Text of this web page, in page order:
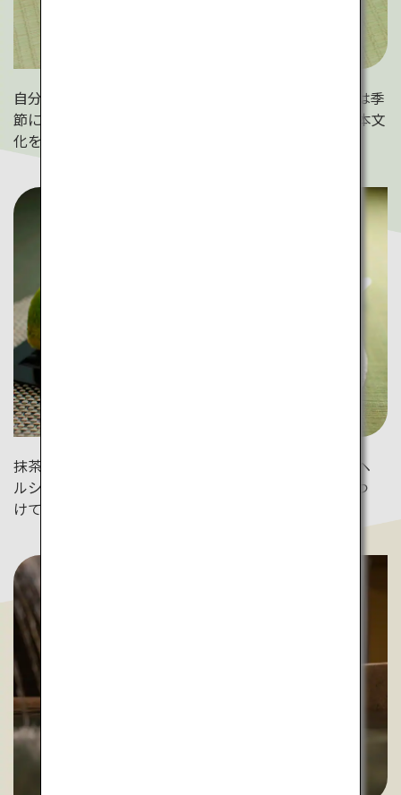
自分でも美味しいお茶を点ててみましょう。抹茶茶碗は季
節に合う形や柄を使い分けることも。器一つからも日本文
化を感じられます。
抹茶スイーツや茶蕎麦など、抹茶を使用したフードもヘ
ルシーで人気があります。ぜひお気に入りの一品を見つ
けてみませんか？